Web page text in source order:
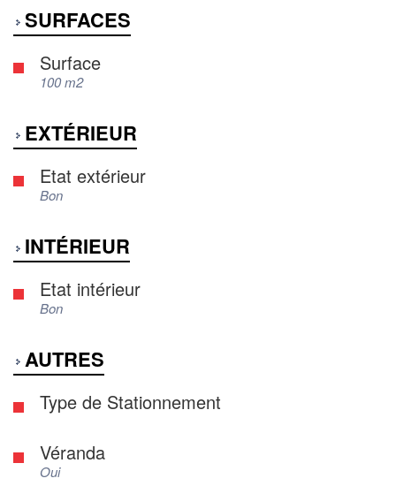
SURFACES
Surface
100 m2
EXTÉRIEUR
Etat extérieur
Bon
INTÉRIEUR
Etat intérieur
Bon
AUTRES
Type de Stationnement
Véranda
Oui